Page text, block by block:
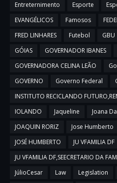
Entreternimento
Esporte
EVANGÉLICOS
Famosos
FRED LINHARES
Futebol GBU
GÓIAS
GOVERNADOR IBANES
GOVERNADORA CELINA LEÃO
GOVERNO
Governo Federal
INSTITUTO RECICLANDO
IOLANDO
Jaqueline Joana
JOAQUIN RORIZ
Jose Humberto
JOSÉ HUMBERTO
JU VFAMILIA DF
JU VFAMILIA DF,SEECRETARIO DA
JúlioCesar
Law Legislation